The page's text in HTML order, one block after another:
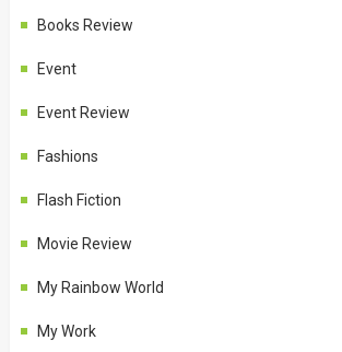
Books Review
Event
Event Review
Fashions
Flash Fiction
Movie Review
My Rainbow World
My Work